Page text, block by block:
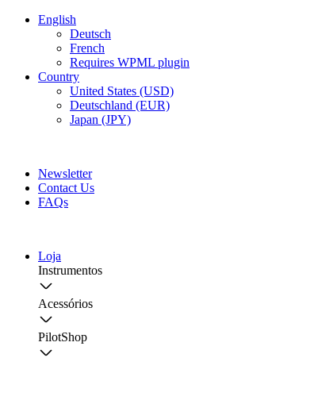
English
Deutsch
French
Requires WPML plugin
Country
United States (USD)
Deutschland (EUR)
Japan (JPY)
Newsletter
Contact Us
FAQs
Loja
Instrumentos
Acessórios
PilotShop